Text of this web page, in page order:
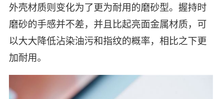
外壳材质则变化为了更为耐用的磨砂型。握持时
磨砂的手感并不差，并且比起亮面金属材质，可
以大大降低沾染油污和指纹的概率，相比之下更
加耐用。